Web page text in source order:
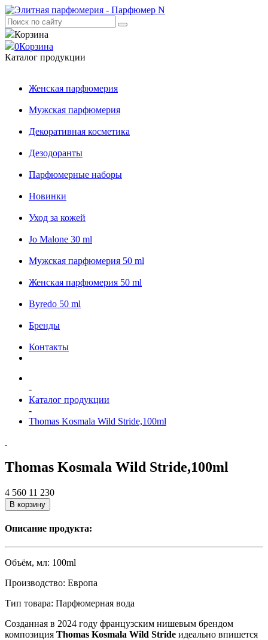
Корзина
0Корзина
Каталог продукции
Женская парфюмерия
Мужская парфюмерия
Декоративная косметика
Дезодоранты
Парфюмерные наборы
Новинки
Уход за кожей
Jo Malone 30 ml
Мужская парфюмерия 50 ml
Женская парфюмерия 50 ml
Byredo 50 ml
Бренды
Контакты
-
Каталог продукции
-
Thomas Kosmala Wild Stride,100ml
Thomas Kosmala Wild Stride,100ml
4 560 11 230
В корзину
Описание продукта:
Объём, мл: 100ml
Производство: Eвропа
Тип товара: Парфюмерная вода
Созданная в 2024 году французским нишевым брендом
композиция Thomas Kosmala Wild Stride идеально впишется